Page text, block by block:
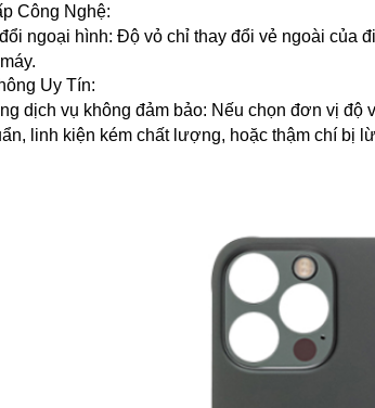
Công Nghệ:
ngoại hình: Độ vỏ chỉ thay đổi vẻ ngoài của
Uy Tín:
dịch vụ không đảm bảo: Nếu chọn đơn vị độ
linh kiện kém chất lượng, hoặc thậm chí bị